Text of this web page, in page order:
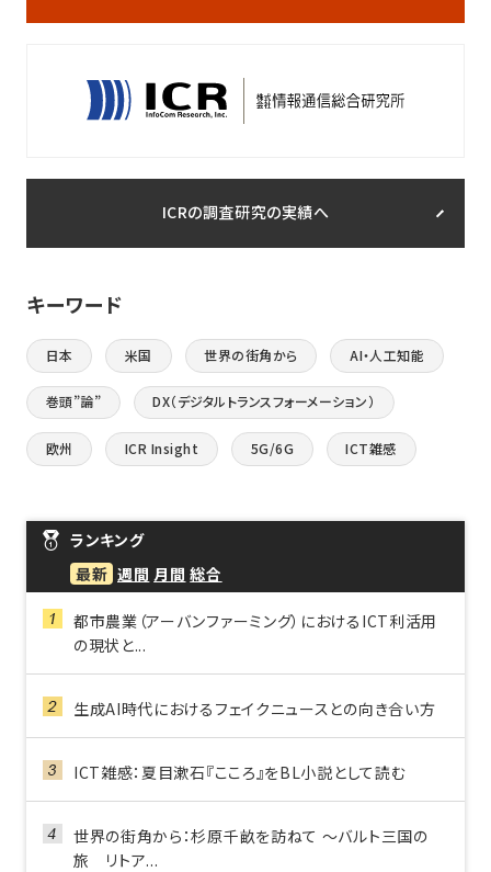
ICRの調査研究の実績へ
キーワード
日本 米国 世界の街角から AI・人工知能
巻頭”論” DX（デジタルトランスフォーメーション）
欧州 ICR Insight 5G/6G ICT雑感
ランキング
最新 週間 月間 総合
都市農業（アーバンファーミング）におけるICT利活用
の現状と...
生成AI時代におけるフェイクニュースとの向き合い方
ICT雑感：夏目漱石『こころ』をBL小説として読む
世界の街角から：杉原千畝を訪ねて ～バルト三国の
旅 リトア...